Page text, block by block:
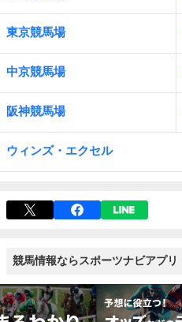
東京競馬場
中京競馬場
阪神競馬場
ウィンズ・エクセル
競馬情報ならスポーツナビアプリ